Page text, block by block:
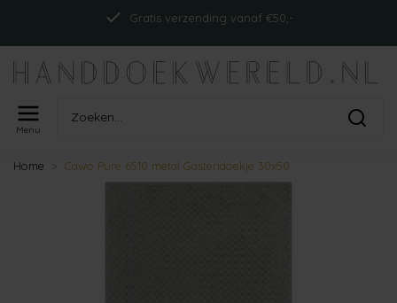
Gratis verzending vanaf €50,-
Menu
Home Cawö Pure 6510 metal Gastendoekje 30x50